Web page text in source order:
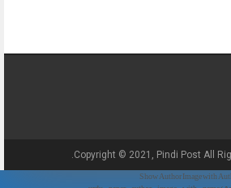
Copyright © 2021, Pindi Post All
// Show Author Image with